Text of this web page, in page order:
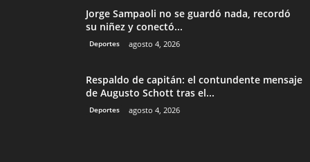
Jorge Sampaoli no se guardó nada, recordó
su niñez y conectó...
Deportes agosto 4, 2026
Respaldo de capitán: el contundente mensaje
de Augusto Schott tras el...
Deportes agosto 4, 2026